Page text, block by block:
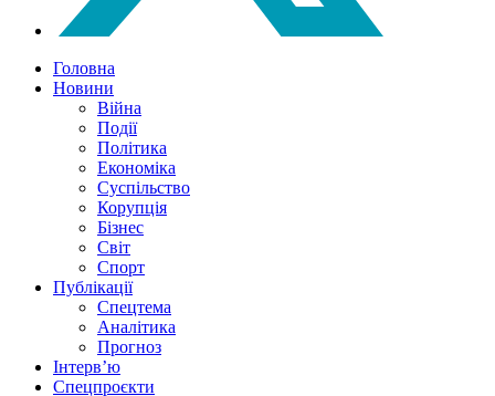
Головна
Новини
Війна
Події
Політика
Економіка
Суспільство
Корупція
Бізнес
Світ
Спорт
Публікації
Спецтема
Аналітика
Прогноз
Інтерв’ю
Спецпроєкти